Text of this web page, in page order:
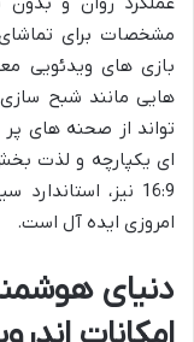
مشخصات برای
بازی های ویدئویی
تواند از صحنه های
ای یکپارچه و لذت
16:9 نیز،
امروزی ایده آل است.
دنیای